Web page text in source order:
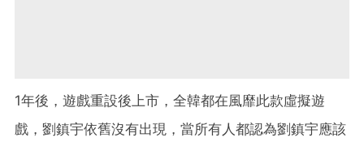
1年後，遊戲重設後上市，全韓都在風靡此款虛擬遊
戲，劉鎮宇依舊沒有出現，當所有人都認為劉鎮宇應該